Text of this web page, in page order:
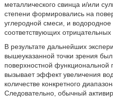
металлического свинца и/или
степени формировались на
углеродной смеси, и
соответствующих
В результате дальнейших
вышеуказанной точки зрения
поверхностной функциональной
вызывает эффект увеличения
количестве конкретного
Следовательно, обычный